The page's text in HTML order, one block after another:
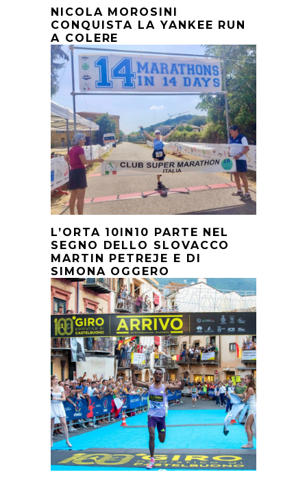
NICOLA MOROSINI
CONQUISTA LA YANKEE RUN
A COLERE
L’ORTA 10IN10 PARTE NEL
SEGNO DELLO SLOVACCO
MARTIN PETREJE E DI
SIMONA OGGERO